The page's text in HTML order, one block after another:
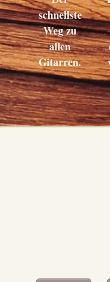
schnellste
Weg zu
allen
Gitarren.